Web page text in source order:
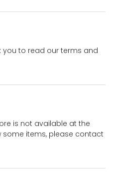
you to read our terms and
is not available at the
some items, please contact